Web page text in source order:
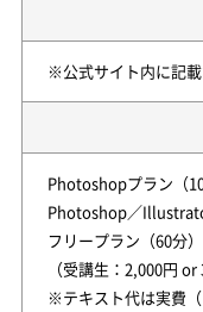
※公式サイト内に記
Photoshopプラン（
Photoshop／
フリープラン（60分
（受講生：2,000円 or
※テキスト代は実費